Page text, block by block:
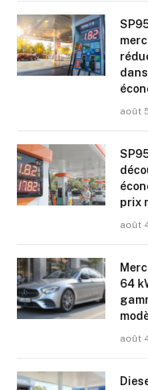
août
prix
août
64
août